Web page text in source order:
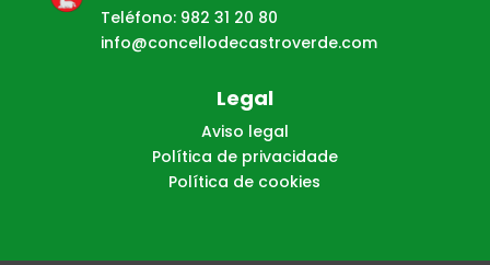
Teléfono: 982 31 20 80
info@concellodecastroverde.com
Legal
Aviso legal
Política de privacidade
Política de cookies